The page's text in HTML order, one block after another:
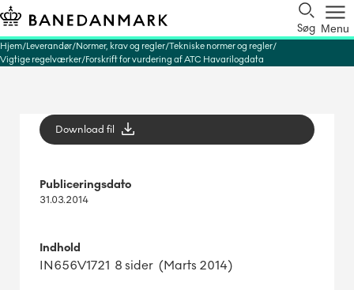
Søg Menu
Hjem Leverandør Normer, krav og regler Tekniske normer og regler
Vigtige regelværker Forskrift for vurdering af ATC Havarilogdata
Download fil
Publiceringsdato
31.03.2014
Indhold
IN656V1721 8 sider (Marts 2014)